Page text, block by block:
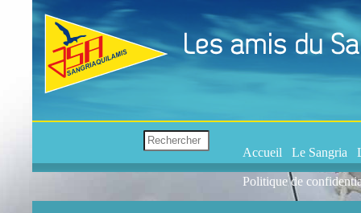
Accueil Le Sangria
Politique de